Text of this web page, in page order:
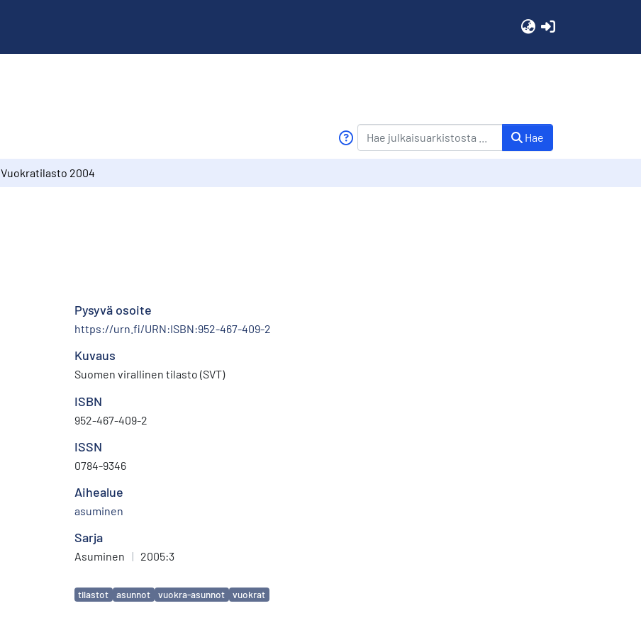
Hae
Vuokratilasto 2004
Pysyvä osoite
https://urn.fi/URN:ISBN:952-467-409-2
Kuvaus
Suomen virallinen tilasto (SVT)
ISBN
952-467-409-2
ISSN
0784-9346
Aihealue
asuminen
Sarja
Asuminen | 2005:3
Avainsanat
tilastot asunnot vuokra-asunnot vuokrat